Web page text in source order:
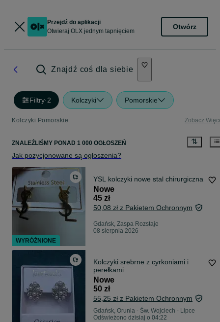
Przejdź do aplikacji
Otwieraj OLX jednym tapnięciem
Otwórz
Znajdź coś dla siebie
Filtry·2 Kolczyki Pomorskie
Kolczyki Pomorskie Zobacz
ZNALEŹLIŚMY PONAD 1 000 OGŁOSZEŃ
Jak pozycjonowane są ogłoszenia?
YSL kolczyki nowe stal chirurgiczna
Nowe
45 zł
50,08 zł z Pakietem Ochronnym
Gdańsk, Zaspa Rozstaje
08 sierpnia 2026
Kolczyki srebrne z cyrkoniami i
perełkami
Nowe
50 zł
55,25 zł z Pakietem Ochronnym
Gdańsk, Orunia - Św. Wojciech - Lipce
Odświeżono dzisiaj o 04:22
WYRÓŻNIONE